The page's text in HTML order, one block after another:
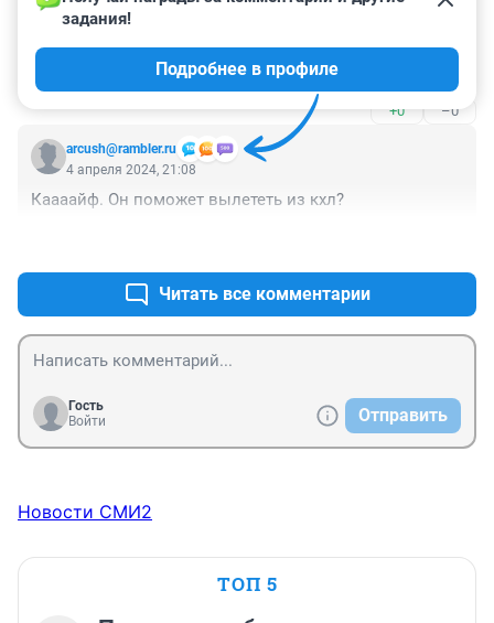
Гость
+0 –0
arcush@rambler.ru
задания!
Подробнее в профиле
4 апреля 2024, 21:08
Каааайф. Он поможет вылететь из кхл?
Читать все комментарии
Гость
Войти
Отправить
Новости СМИ2
ТОП 5